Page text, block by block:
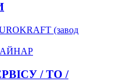
(завод
/ ТО /